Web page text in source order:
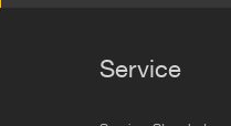
Service